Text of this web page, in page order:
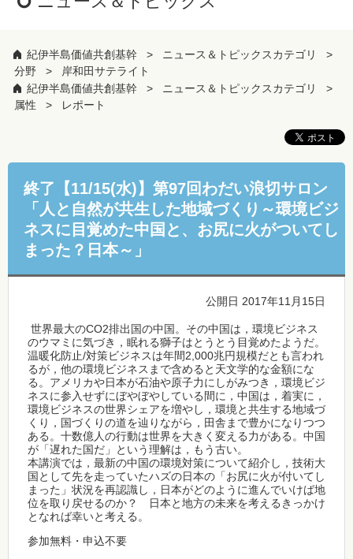
紀伊半島価値共創基幹
ニュース＆トピックスカテゴリ
分野
岸和田サテライト
紀伊半島価値共創基幹
ニュース＆トピックスカテゴリ
属性
レポート
終了【11/15(水)】第97回わだい浪切サロン
「人と自然が共生した地域づくり～環境ビジ
ネスに目覚めた中国と、お尻に火がついてし
まった？日本～」
公開日 2017年11月15日
世界最大のCO2排出国の中国。その中国は，環境ビジネス
のウマミに気づき，眠れる獅子はとうとう目覚めたようだ。
温暖化防止/対策ビジネスは年間2,000兆円規模だとも言われ
るが，他の環境ビジネスまで含めると天文学的な金額にな
る。アメリカや日本が石油や原子力にしがみつき，環境ビジ
ネスに参入せずにぼやぼやしている間に，中国は，着実に，
環境ビジネスの世界シェアを増やし，環境と共生する地域づ
くり，国づくりの道を辿りながら，田舎まで豊かになりつつ
ある。十数億人の行動は世界を大きく変える力がある。中国
が「遅れた国だ」という理解は，もう古い。
本講演では，最新の中国の環境対策について紹介し，技術大
国として先を走っていたハズの日本の「お尻に火が付いてし
まった」状況を再認識し，日本がどのように進んでいけば地
位を取り戻せるのか？ 日本と地方の未来を考えるきっかけ
となれば幸いと考える。
参加無料・申込不要